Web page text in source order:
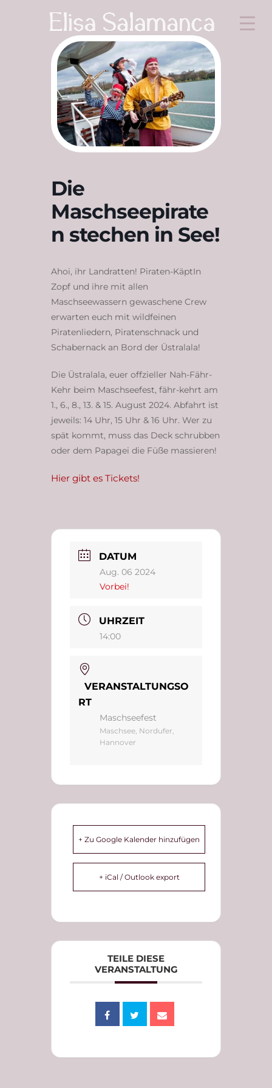
Die
Maschseepirate
n stechen in See!
Ahoi, ihr Landratten! Piraten-KäptIn
Zopf und ihre mit allen
Maschseewassern gewaschene Crew
erwarten euch mit wildfeinen
Piratenliedern, Piratenschnack und
Schabernack an Bord der Üstralala!
Die Üstralala, euer offzieller Nah-Fähr-
Kehr beim Maschseefest, fähr-kehrt am
1., 6., 8., 13. & 15. August 2024. Abfahrt ist
jeweils: 14 Uhr, 15 Uhr & 16 Uhr. Wer zu
spät kommt, muss das Deck schrubben
oder dem Papagei die Füße massieren!
Hier gibt es Tickets!
DATUM
Aug. 06 2024
Vorbei!
UHRZEIT
14:00
VERANSTALTUNGSO
RT
Maschseefest
Maschsee, Nordufer,
Hannover
+ Zu Google Kalender hinzufügen
+ iCal / Outlook export
TEILE DIESE
VERANSTALTUNG